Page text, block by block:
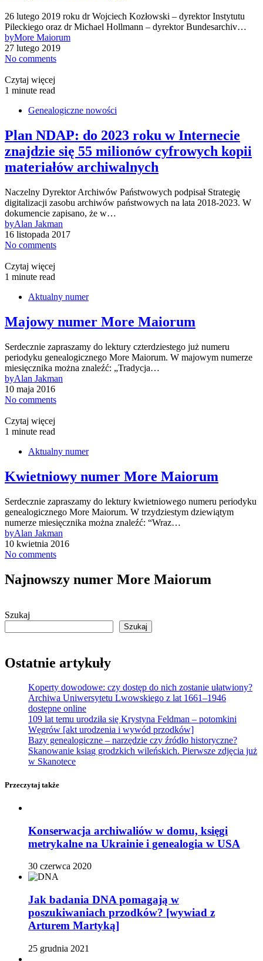
26 lutego 2019 roku dr Wojciech Kozłowski – dyrektor Instytutu
Pileckiego oraz dr Michael Hollmann – dyrektor Bundesarchiv…
byMore Maiorum
27 lutego 2019
No comments
Czytaj więcej
1 minute read
Genealogiczne nowości
Plan NDAP: do 2023 roku w Internecie
znajdzie się 55 milionów cyfrowych kopii
materiałów archiwalnych
Naczelny Dyrektor Archiwów Państwowych podpisał Strategię
digitalizacji zasobu archiwów państwowych na lata 2018-2023. W
dokumencie zapisano, że w…
byAlan Jakman
16 listopada 2017
No comments
Czytaj więcej
1 minute read
Aktualny numer
Majowy numer More Maiorum
Serdecznie zapraszamy do lektury czterdziestego już numeru
periodyku genealogicznego More Maiorum. W majowym numerze
miesięcznika można znaleźć: „Tradycja…
byAlan Jakman
10 maja 2016
No comments
Czytaj więcej
1 minute read
Aktualny numer
Kwietniowy numer More Maiorum
Serdecznie zapraszamy do lektury kwietniowego numeru periodyku
genealogicznego More Maiorum. W trzydziestym dziewiątym
numerze miesięcznika można znaleźć: “Wraz…
byAlan Jakman
10 kwietnia 2016
No comments
Najnowszy numer More Maiorum
Szukaj
Szukaj
Ostatnie artykuły
Koperty dowodowe: czy dostęp do nich zostanie ułatwiony?
Archiwa Uniwersytetu Lwowskiego z lat 1661–1946
dostępne online
109 lat temu urodziła się Krystyna Feldman – potomkini
Węgrów [akt urodzenia i wywód przodków]
Bazy genealogiczne – narzędzie czy źródło historyczne?
Skanowanie ksiąg grodzkich wileńskich. Pierwsze zdjęcia już
w Skanotece
Przeczytaj także
Konserwacja archiwaliów w domu, księgi
metrykalne na Ukrainie i genealogia w USA
30 czerwca 2020
Jak badania DNA pomagają w
poszukiwaniach przodków? [wywiad z
Arturem Martyką]
25 grudnia 2021